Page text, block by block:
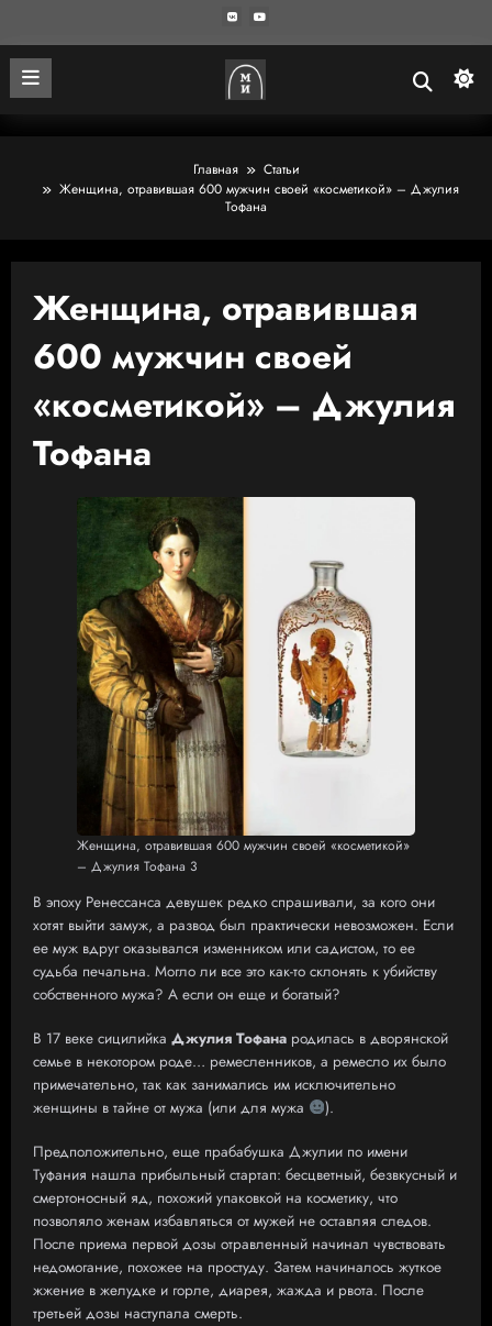
Главная
Статьи
Женщина, отравившая 600 мужчин своей «косметикой» – Джулия
Тофана
Женщина, отравившая
600 мужчин своей
«косметикой» – Джулия
Тофана
Женщина, отравившая 600 мужчин своей «косметикой»
– Джулия Тофана 3
В эпоху Ренессанса девушек редко спрашивали, за кого они
хотят выйти замуж, а развод был практически невозможен. Если
ее муж вдруг оказывался изменником или садистом, то ее
судьба печальна. Могло ли все это как-то склонять к убийству
собственного мужа? А если он еще и богатый?
В 17 веке сицилийка Джулия Тофана родилась в дворянской
семье в некотором роде… ремесленников, а ремесло их было
примечательно, так как занимались им исключительно
женщины в тайне от мужа (или для мужа
).
Предположительно, еще прабабушка Джулии по имени
Туфания нашла прибыльный стартап: бесцветный, безвкусный и
смертоносный яд, похожий упаковкой на косметику, что
позволяло женам избавляться от мужей не оставляя следов.
После приема первой дозы отравленный начинал чувствовать
недомогание, похожее на простуду. Затем начиналось жуткое
жжение в желудке и горле, диарея, жажда и рвота. После
третьей дозы наступала смерть.